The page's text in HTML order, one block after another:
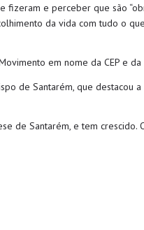
fizeram e perceber que são
da vida com tudo o
em nome da CEP e
de Santarém, que destacou a
de Santarém, e tem crescido.